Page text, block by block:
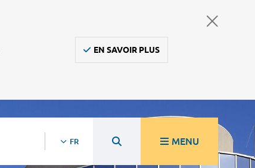
EN SAVOIR PLUS
FR MENU